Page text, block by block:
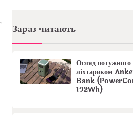
Зараз читають
Огляд потужного
ліхтариком
Bank
192Wh)